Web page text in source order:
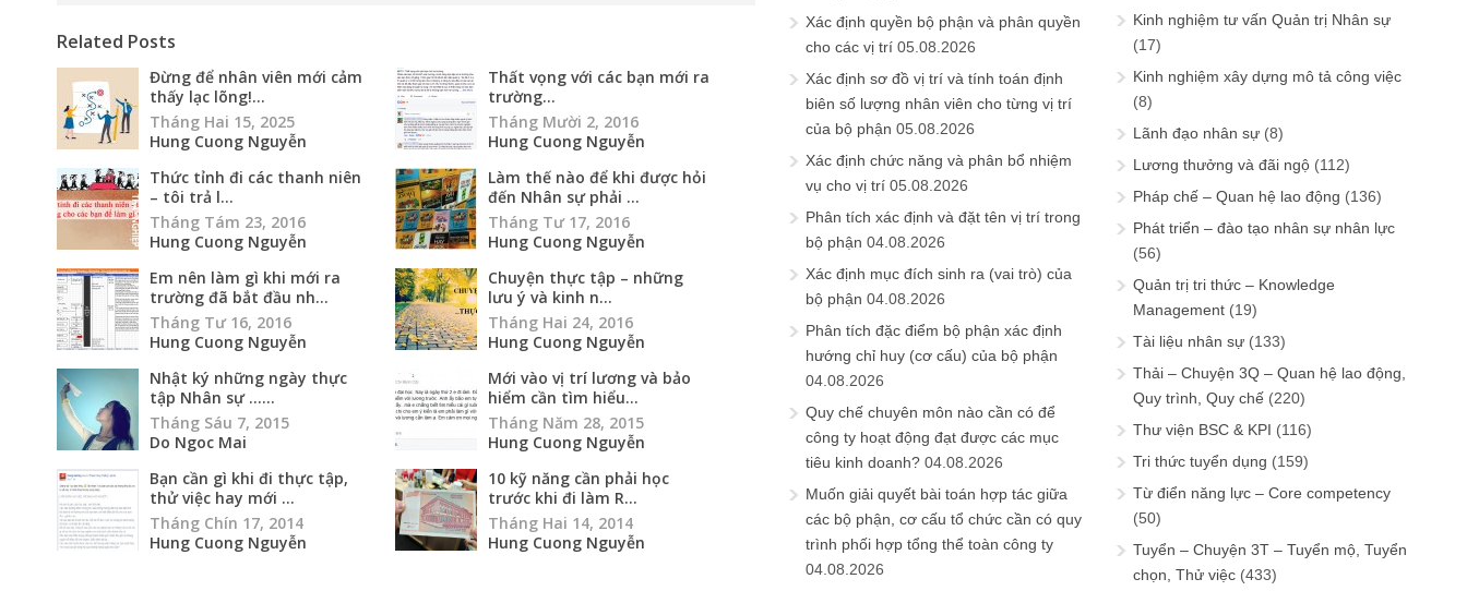
Related Posts
Đừng để nhân viên mới cảm
thấy lạc lõng!...
Tháng Hai 15, 2025
Hung Cuong Nguyễn
Thất vọng với các bạn mới ra
trường...
Tháng Mười 2, 2016
Hung Cuong Nguyễn
Thức tỉnh đi các thanh niên
– tôi trả l...
Tháng Tám 23, 2016
Hung Cuong Nguyễn
Làm thế nào để khi được hỏi
đến Nhân sự phải ...
Tháng Tư 17, 2016
Hung Cuong Nguyễn
Em nên làm gì khi mới ra
trường đã bắt đầu nh...
Tháng Tư 16, 2016
Hung Cuong Nguyễn
Chuyện thực tập – những
lưu ý và kinh n...
Tháng Hai 24, 2016
Hung Cuong Nguyễn
Nhật ký những ngày thực
tập Nhân sự …...
Tháng Sáu 7, 2015
Do Ngoc Mai
Mới vào vị trí lương và bảo
hiểm cần tìm hiểu...
Tháng Năm 28, 2015
Hung Cuong Nguyễn
Bạn cần gì khi đi thực tập,
thử việc hay mới ...
Tháng Chín 17, 2014
Hung Cuong Nguyễn
10 kỹ năng cần phải học
trước khi đi làm R...
Tháng Hai 14, 2014
Hung Cuong Nguyễn
Xác định quyền bộ phận và phân quyền
cho các vị trí 05.08.2026
Xác định sơ đồ vị trí và tính toán định
biên số lượng nhân viên cho từng vị trí
của bộ phận 05.08.2026
Xác định chức năng và phân bổ nhiệm
vụ cho vị trí 05.08.2026
Phân tích xác định và đặt tên vị trí trong
bộ phận 04.08.2026
Xác định mục đích sinh ra (vai trò) của
bộ phận 04.08.2026
Phân tích đặc điểm bộ phận xác định
hướng chỉ huy (cơ cấu) của bộ phận
04.08.2026
Quy chế chuyên môn nào cần có để
công ty hoạt động đạt được các mục
tiêu kinh doanh? 04.08.2026
Muốn giải quyết bài toán hợp tác giữa
các bộ phận, cơ cấu tổ chức cần có quy
trình phối hợp tổng thể toàn công ty
04.08.2026
Kinh nghiệm tư vấn Quản trị Nhân sự
(17)
Kinh nghiệm xây dựng mô tả công việc
(8)
Lãnh đạo nhân sự (8)
Lương thưởng và đãi ngộ (112)
Pháp chế – Quan hệ lao động (136)
Phát triển – đào tạo nhân sự nhân lực
(56)
Quản trị tri thức – Knowledge
Management (19)
Tài liệu nhân sự (133)
Thải – Chuyện 3Q – Quan hệ lao động,
Quy trình, Quy chế (220)
Thư viện BSC & KPI (116)
Tri thức tuyển dụng (159)
Từ điển năng lực – Core competency
(50)
Tuyển – Chuyện 3T – Tuyển mộ, Tuyển
chọn, Thử việc (433)